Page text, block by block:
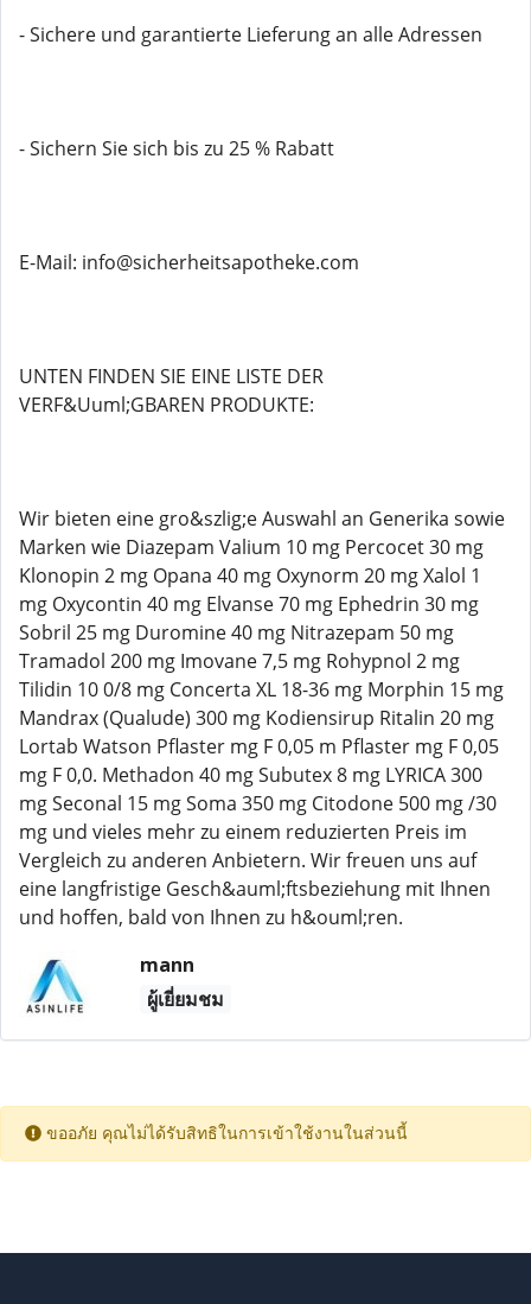
- Sichere und garantierte Lieferung an alle Adressen
- Sichern Sie sich bis zu 25 % Rabatt
E-Mail: info@sicherheitsapotheke.com
UNTEN FINDEN SIE EINE LISTE DER
VERF&Uuml;GBAREN PRODUKTE:
Wir bieten eine gro&szlig;e Auswahl an Generika sowie
Marken wie Diazepam Valium 10 mg Percocet 30 mg
Klonopin 2 mg Opana 40 mg Oxynorm 20 mg Xalol 1
mg Oxycontin 40 mg Elvanse 70 mg Ephedrin 30 mg
Sobril 25 mg Duromine 40 mg Nitrazepam 50 mg
Tramadol 200 mg Imovane 7,5 mg Rohypnol 2 mg
Tilidin 10 0/8 mg Concerta XL 18-36 mg Morphin 15 mg
Mandrax (Qualude) 300 mg Kodiensirup Ritalin 20 mg
Lortab Watson Pflaster mg F 0,05 m Pflaster mg F 0,05
mg F 0,0. Methadon 40 mg Subutex 8 mg LYRICA 300
mg Seconal 15 mg Soma 350 mg Citodone 500 mg /30
mg und vieles mehr zu einem reduzierten Preis im
Vergleich zu anderen Anbietern. Wir freuen uns auf
eine langfristige Gesch&auml;ftsbeziehung mit Ihnen
und hoffen, bald von Ihnen zu h&ouml;ren.
mann
ผู้เยี่ยมชม
ขออภัย คุณไม่ได้รับสิทธิในการเข้าใช้งานในส่วนนี้